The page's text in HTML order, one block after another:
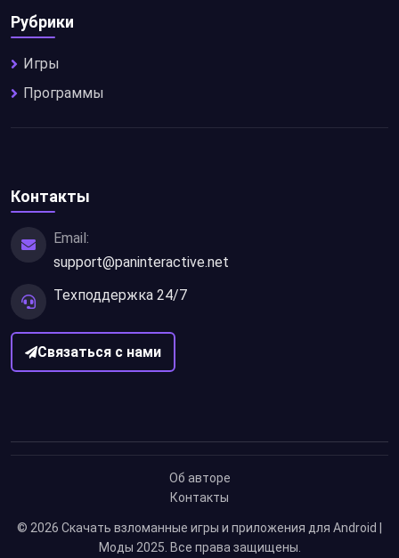
Рубрики
Игры
Программы
Контакты
Email:
support@paninteractive.net
Техподдержка 24/7
Связаться с нами
Об авторе
Контакты
© 2026 Скачать взломанные игры и приложения для Android |
Моды 2025. Все права защищены.